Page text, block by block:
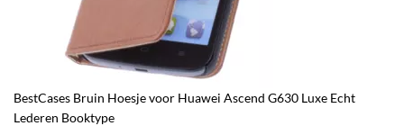
BestCases Bruin Hoesje voor Huawei Ascend G630 Luxe Echt
Lederen Booktype